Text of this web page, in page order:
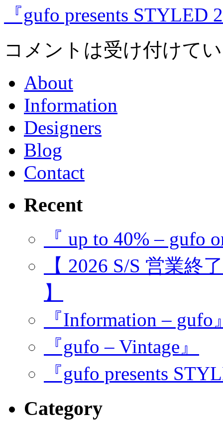
『gufo presents STYLED
コメントは受け付けて
About
Information
Designers
Blog
Contact
Recent
『 up to 40% – gufo
【 2026 S/S 営業終
】
『Information – gufo
『gufo – Vintage』
『gufo presents
Category